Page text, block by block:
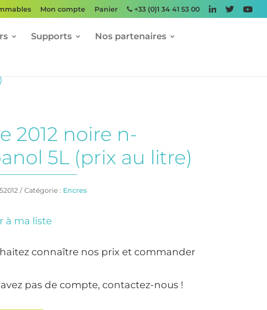
Mon compte Panier +33 (0)1 34 41 53 00
Supports Nos partenaires
2012 noire n-
5L (prix au litre)
Catégorie : Encres
à ma liste
connaître nos prix et commander
pas de compte, contactez-nous !